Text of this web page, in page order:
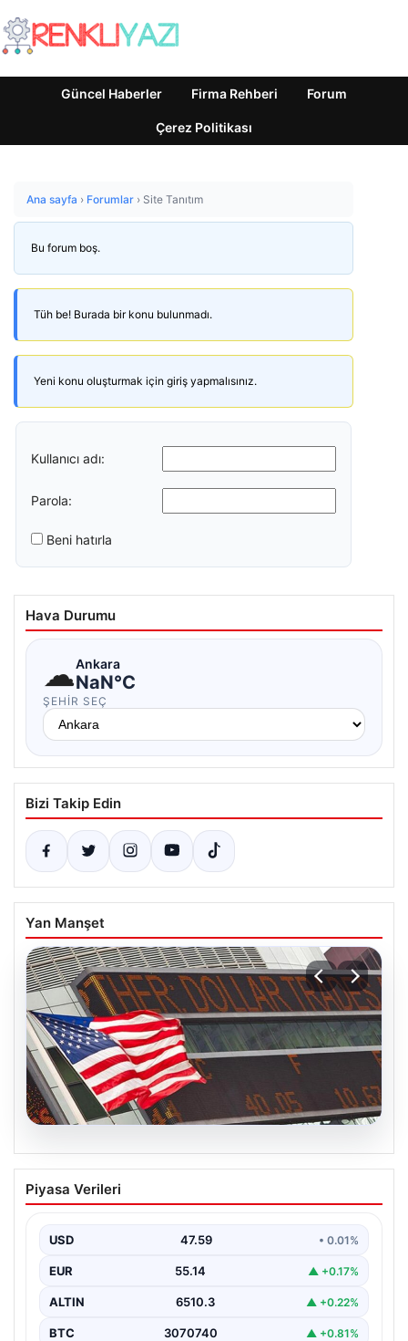
Güncel Haberler Firma Rehberi Forum
Çerez Politikası
Ana sayfa › Forumlar › Site Tanıtım
Bu forum boş.
Tüh be! Burada bir konu bulunmadı.
Yeni konu oluşturmak için giriş yapmalısınız.
Kullanıcı adı:
Parola:
Beni hatırla
Hava Durumu
☁Ankara
NaN°C
ŞEHIR SEÇ
Bizi Takip Edin
Yan Manşet
05.08.2026
FED faiz kararı ne zaman açıklanacak?
Nisan ayı faiz beklentisi belli oldu
Piyasa Verileri
USD 47.59 • 0.01%
EUR 55.14 ▲ +0.17%
ALTIN 6510.3 ▲ +0.22%
BTC 3070740 ▲ +0.81%